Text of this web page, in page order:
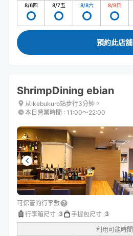
8/6四 8/7五 8/8六 8/9日
預約此店舖
ShrimpDining ebian
从Ikebukuro站步行3分钟。
本日營業時間 : 11:00〜22:00
可保管的行李數
行李箱尺寸 :3 手提包尺寸 :3
利用可能時間